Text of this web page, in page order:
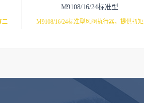
二
位
M9108/16/24标准型
M9108/16/24标准型风阀执行器，提供扭矩
多种需求。